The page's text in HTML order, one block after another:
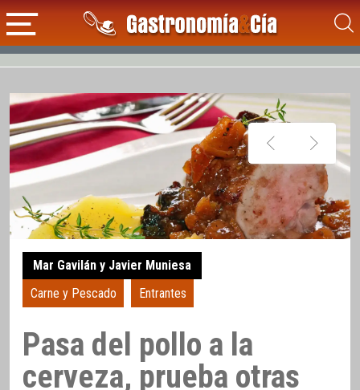
Mar Gavilán y Javier Muniesa
Carne y Pescado
Entrantes
Pasa del pollo a la
cerveza, prueba otras